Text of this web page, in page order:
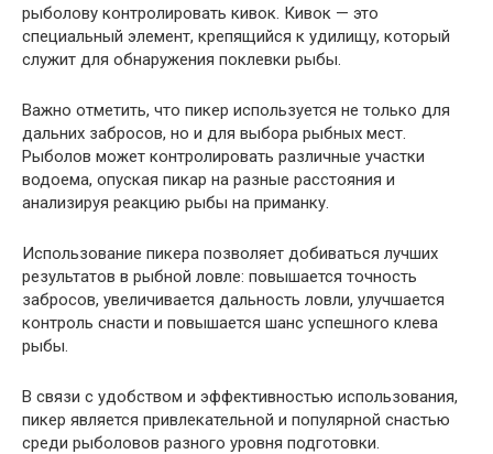
рыболову контролировать кивок. Кивок — это
специальный элемент, крепящийся к удилищу, который
служит для обнаружения поклевки рыбы.
Важно отметить, что пикер используется не только для
дальних забросов, но и для выбора рыбных мест.
Рыболов может контролировать различные участки
водоема, опуская пикар на разные расстояния и
анализируя реакцию рыбы на приманку.
Использование пикера позволяет добиваться лучших
результатов в рыбной ловле: повышается точность
забросов, увеличивается дальность ловли, улучшается
контроль снасти и повышается шанс успешного клева
рыбы.
В связи с удобством и эффективностью использования,
пикер является привлекательной и популярной снастью
среди рыболовов разного уровня подготовки.